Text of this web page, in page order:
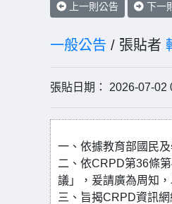
上一則公告 下一
一般公告 / 張貼者
張貼日期： 2026-07-
一、依據教育部國民
二、依CRPD第36條
議」，爰請廣為周知
三、旨揭CRPD資訊